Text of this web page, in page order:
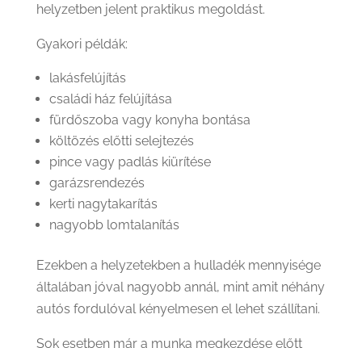
helyzetben jelent praktikus megoldást.
Gyakori példák:
lakásfelújítás
családi ház felújítása
fürdőszoba vagy konyha bontása
költözés előtti selejtezés
pince vagy padlás kiürítése
garázsrendezés
kerti nagytakarítás
nagyobb lomtalanítás
Ezekben a helyzetekben a hulladék mennyisége
általában jóval nagyobb annál, mint amit néhány
autós fordulóval kényelmesen el lehet szállítani.
Sok esetben már a munka megkezdése előtt